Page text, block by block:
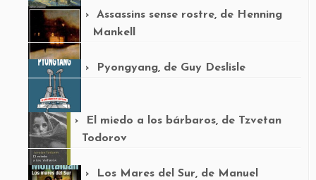
Assassins sense rostre, de Henning
Mankell
Pyongyang, de Guy Deslisle
El miedo a los bárbaros, de Tzvetan
Todorov
Los Mares del Sur, de Manuel